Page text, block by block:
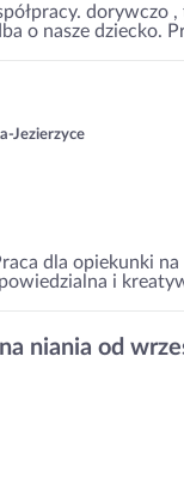
o nasze dziecko.
Jezierzyce
dla opiekunki
i
niania od